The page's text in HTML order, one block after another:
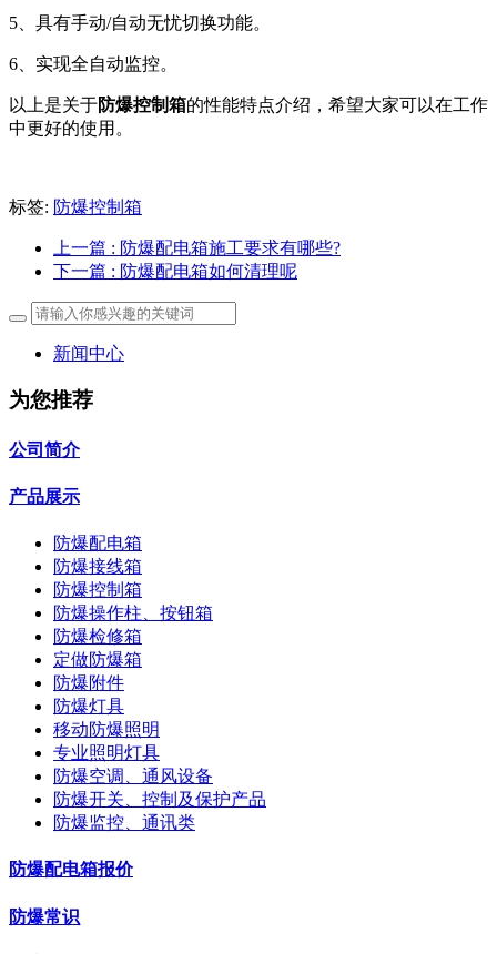
5、具有手动/自动无忧切换功能。
6、实现全自动监控。
以上是关于防爆控制箱的性能特点介绍，希望大家可以在工作
中更好的使用。
标签: 防爆控制箱
上一篇 : 防爆配电箱施工要求有哪些?
下一篇 : 防爆配电箱如何清理呢
新闻中心
为您推荐
公司简介
产品展示
防爆配电箱
防爆接线箱
防爆控制箱
防爆操作柱、按钮箱
防爆检修箱
定做防爆箱
防爆附件
防爆灯具
移动防爆照明
专业照明灯具
防爆空调、通风设备
防爆开关、控制及保护产品
防爆监控、通讯类
防爆配电箱报价
防爆常识